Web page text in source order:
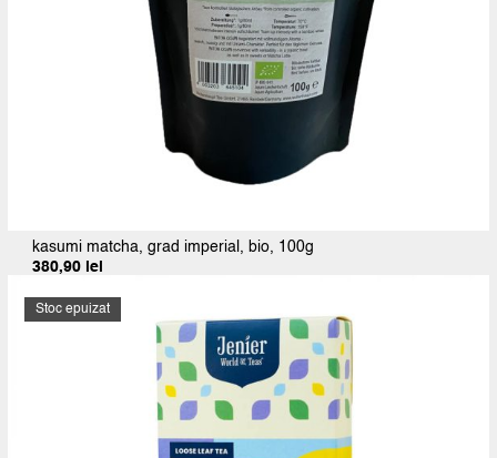
kasumi matcha, grad imperial, bio, 100g
380,90 lei
Stoc epuizat